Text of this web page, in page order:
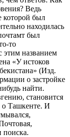
Ведь
которой был
находилась
был
то
этим названием
«У истоков
(Изд.
о застройке
найти.
становится
о Ташкенте. И
поиска.